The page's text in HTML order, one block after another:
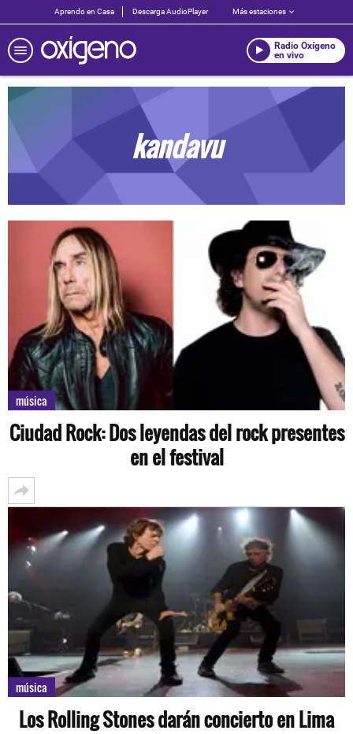
Aprendo en Casa Descarga AudioPlayer Más estaciones
Radio Oxígeno
en vivo
kandavu
música
Ciudad Rock: Dos leyendas del rock presentes
en el festival
música
Los Rolling Stones darán concierto en Lima